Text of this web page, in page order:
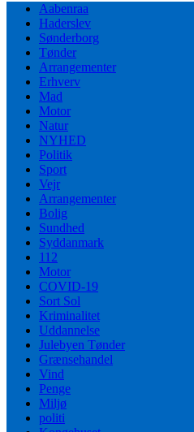
Aabenraa
Haderslev
Sønderborg
Tønder
Arrangementer
Erhverv
Mad
Motor
Natur
NYHED
Politik
Sport
Vejr
Arrangementer
Bolig
Sundhed
Syddanmark
112
Motor
COVID-19
Sort Sol
Kriminalitet
Uddannelse
Julebyen Tønder
Grænsehandel
Vind
Penge
Miljø
politi